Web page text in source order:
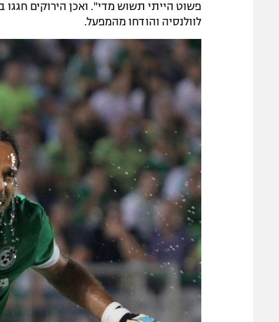
פשוט הייתי תשוש מדי". ואכן הירוקים
לוולנסיה והודחו מהמפעל.